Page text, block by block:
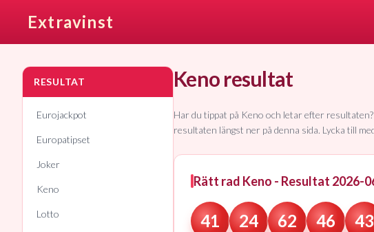
Extravinst
RESULTAT
Eurojackpot
Europatipset
Joker
Keno
Lotto
Keno resultat
Har du tippat på Keno och letar efter
resultaten längst ner på denna sida. Lycka till
Rätt rad Keno - Resultat 2026-
41 24 62 46 43